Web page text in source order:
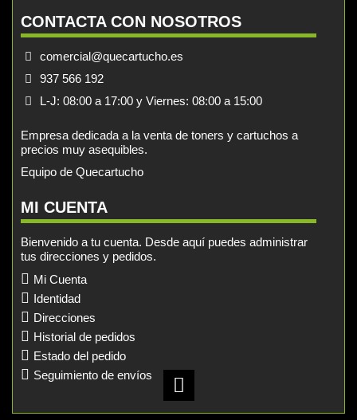
CONTACTA CON NOSOTROS
comercial@quecartucho.es
937 566 192
L-J: 08:00 a 17:00 y Viernes: 08:00 a 15:00
Empresa dedicada a la venta de toners y cartuchos a
precios muy asequibles.
Equipo de Quecartucho
MI CUENTA
Bienvenido a tu cuenta. Desde aquí puedes administrar
tus direcciones y pedidos.
Mi Cuenta
Identidad
Direcciones
Historial de pedidos
Estado del pedido
Seguimiento de envíos